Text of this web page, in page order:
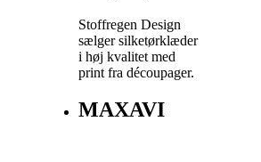
Stoffregen Design
sælger silketørklæder
i høj kvalitet med
print fra découpager.
MAXAVI